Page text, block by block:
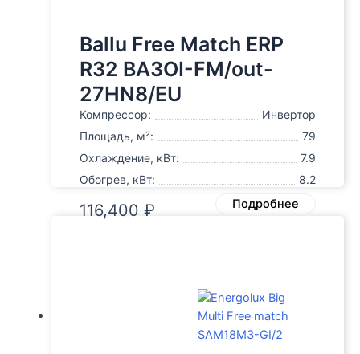
Ballu Free Match ERP
R32 BA3OI-FM/out-
27HN8/EU
Компрессор:
Инвертор
Площадь, м²:
79
Охлаждение, кВт:
7.9
Обогрев, кВт:
8.2
116,400 ₽ Подробнее